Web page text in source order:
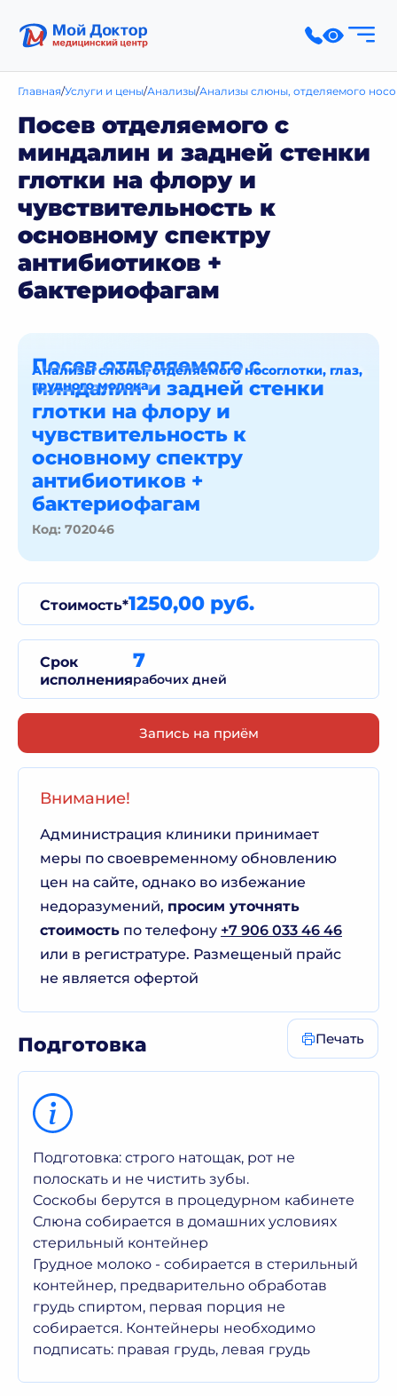
Главная Услуги и цены Анализы Анализы слюны, отделяемого
Посев отделяемого с
миндалин и задней стенки
глотки на флору и
чувствительность к
основному спектру
антибиотиков +
бактериофагам
Посев отделяемого с
миндалин и задней стенки
глотки на флору и
чувствительность к
основному спектру
антибиотиков +
бактериофагам
Код: 702046
Анализы слюны, отделяемого носоглотки, глаз,
грудного молока
Стоимость*1250,00 руб.
Срок
исполнения
7
рабочих дней
Запись на приём
Внимание!
Администрация клиники принимает
меры по своевременному обновлению
цен на сайте, однако во избежание
недоразумений, просим уточнять
стоимость по телефону +7 906 033 46 46
или в регистратуре. Размещеный прайс
не является офертой
Подготовка Печать
Подготовка: строго натощак, рот не
полоскать и не чистить зубы.
Соскобы берутся в процедурном кабинете
Слюна собирается в домашних условиях
стерильный контейнер
Грудное молоко - собирается в стерильный
контейнер, предварительно обработав
грудь спиртом, первая порция не
собирается. Контейнеры необходимо
подписать: правая грудь, левая грудь